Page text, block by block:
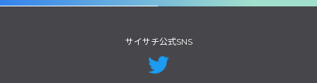
サイサチ公式SNS